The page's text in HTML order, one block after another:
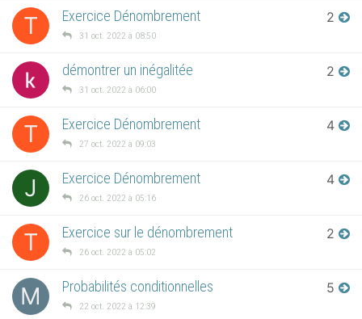
T Exercice Dénombrement
31 oct. 2022 à 08:50
2
démontrer un inégalitée
31 oct. 2022 à 06:00
2
T Exercice Dénombrement
27 oct. 2022 à 09:03
4
J Exercice Dénombrement
26 oct. 2022 à 05:16
4
T Exercice sur le dénombrement
26 oct. 2022 à 05:02
2
M Probabilités conditionnelles
22 oct. 2022 à 12:39
5